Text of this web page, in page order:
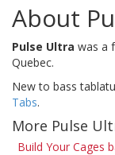
About
Pulse Ultra was a
Quebec.
New to bass
Tabs.
More Pulse
Build Your Cages